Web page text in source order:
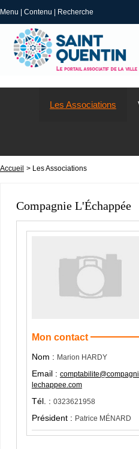
Menu Contenu Recherche
Les Associations
Accueil > Les Associations
Compagnie L'Échappée
Mon contact
Nom : Marion HARDY
Email :
lechappee.com
Tél. : 0323621958
Président : Patrice MÉNARD